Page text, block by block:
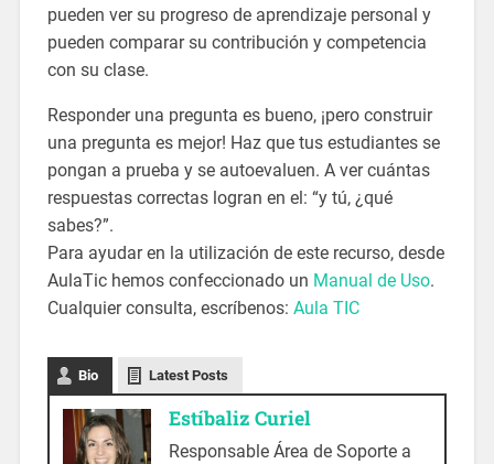
pueden ver su progreso de aprendizaje personal y
pueden comparar su contribución y competencia
con su clase.
Responder una pregunta es bueno, ¡pero construir
una pregunta es mejor! Haz que tus estudiantes se
pongan a prueba y se autoevaluen. A ver cuántas
respuestas correctas logran en el: “y tú, ¿qué
sabes?”.
Para ayudar en la utilización de este recurso, desde
AulaTic hemos confeccionado un Manual de Uso.
Cualquier consulta, escríbenos: Aula TIC
Bio Latest Posts
Estíbaliz Curiel
Responsable Área de Soporte a